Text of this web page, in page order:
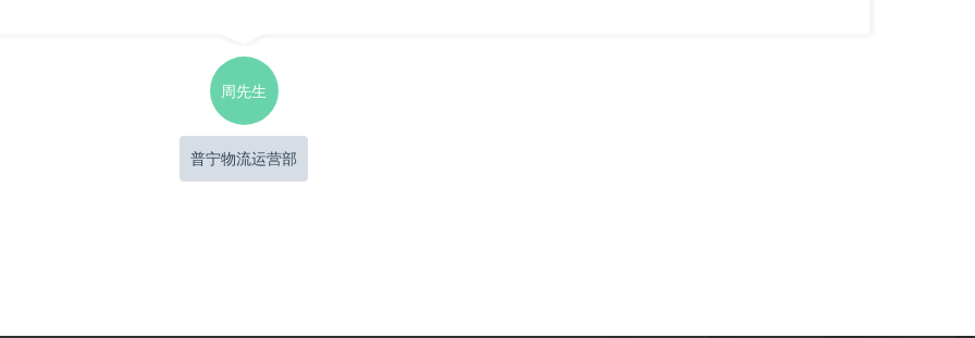
周先生
普宁物流运营部